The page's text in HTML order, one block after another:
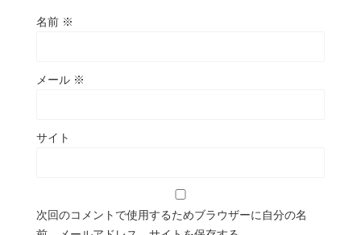
名前 ※
メール ※
サイト
次回のコメントで使用するためブラウザーに自分の名